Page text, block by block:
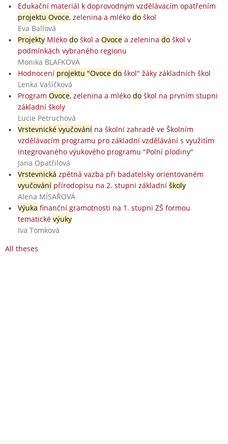
Edukační materiál k doprovodným vzdělávacím opatřením
projektu Ovoce, zelenina a mléko doškol
Eva Ballová
ProjektyMléko doškol a Ovocea zelenina doškol v
podmínkách vybraného regionu
Monika BLAFKOVÁ
Hodnocení projektu "Ovoce doškol" žáky základních škol
Lenka Vašíčková
Program Ovoce, zelenina a mléko doškol na prvním stupni
základní školy
Lucie Petruchová
Vrstevnické vyučovánína školní zahradě ve Školním
vzdělávacím programu pro základní vzdělávání s využitím
integrovaného výukového programu "Polní plodiny"
Jana Opatřilová
Vrstevnická zpětná vazba při badatelsky orientovaném
vyučovánípřírodopisu na 2. stupni základní školy
Alena MÍSAŘOVÁ
Výuka finanční gramotnosti na 1. stupni ZŠ formou
tematické výuky
Iva Tomková
All theses